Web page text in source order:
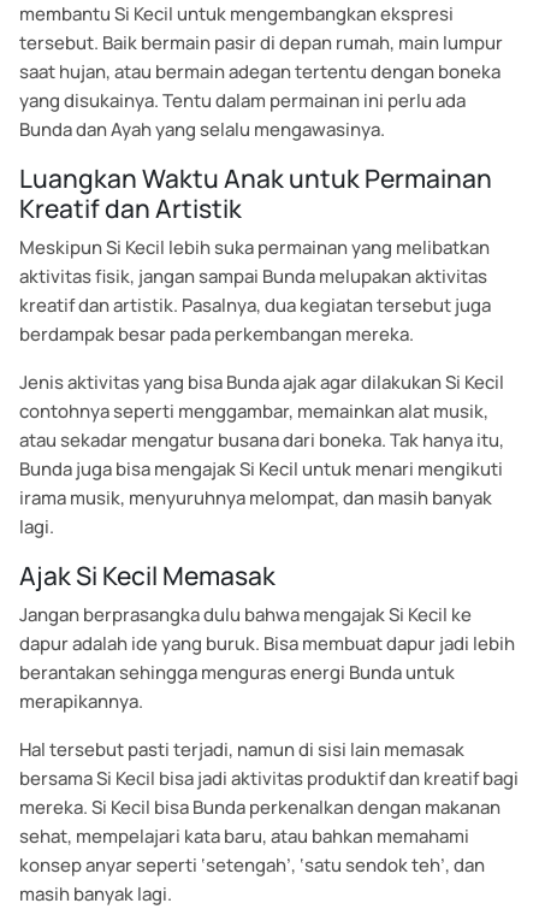
membantu Si Kecil untuk mengembangkan ekspresi
tersebut. Baik bermain pasir di depan rumah, main lumpur
saat hujan, atau bermain adegan tertentu dengan boneka
yang disukainya. Tentu dalam permainan ini perlu ada
Bunda dan Ayah yang selalu mengawasinya.
Luangkan Waktu Anak untuk Permainan
Kreatif dan Artistik
Meskipun Si Kecil lebih suka permainan yang melibatkan
aktivitas fisik, jangan sampai Bunda melupakan aktivitas
kreatif dan artistik. Pasalnya, dua kegiatan tersebut juga
berdampak besar pada perkembangan mereka.
Jenis aktivitas yang bisa Bunda ajak agar dilakukan Si Kecil
contohnya seperti menggambar, memainkan alat musik,
atau sekadar mengatur busana dari boneka. Tak hanya itu,
Bunda juga bisa mengajak Si Kecil untuk menari mengikuti
irama musik, menyuruhnya melompat, dan masih banyak
lagi.
Ajak Si Kecil Memasak
Jangan berprasangka dulu bahwa mengajak Si Kecil ke
dapur adalah ide yang buruk. Bisa membuat dapur jadi lebih
berantakan sehingga menguras energi Bunda untuk
merapikannya.
Hal tersebut pasti terjadi, namun di sisi lain memasak
bersama Si Kecil bisa jadi aktivitas produktif dan kreatif bagi
mereka. Si Kecil bisa Bunda perkenalkan dengan makanan
sehat, mempelajari kata baru, atau bahkan memahami
konsep anyar seperti ‘setengah’, ‘satu sendok teh’, dan
masih banyak lagi.